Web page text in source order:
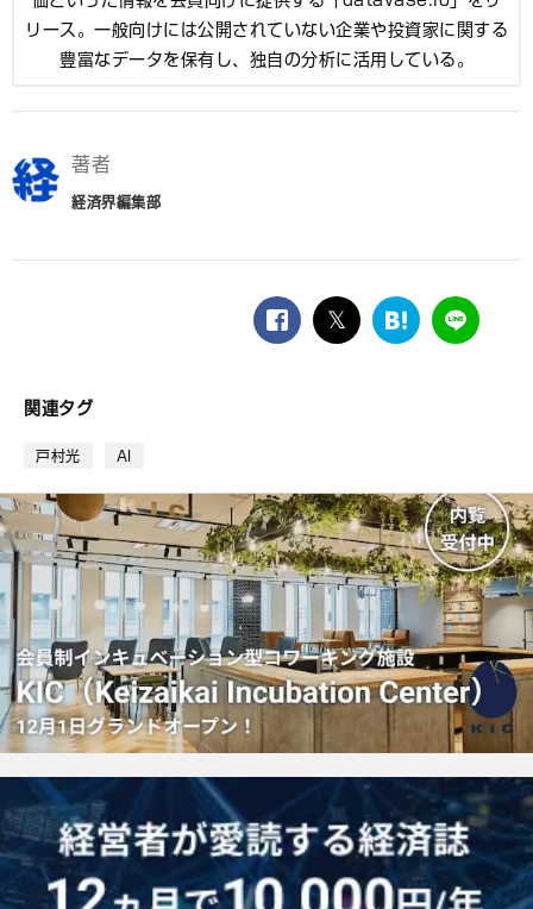
リース。一般向けには公開されていない企業や投資家に関する
豊富なデータを保有し、独自の分析に活用している。
著者
経済界編集部
facebook
twitter
は
ー
ク
LINE
関連タグ
戸村光 AI